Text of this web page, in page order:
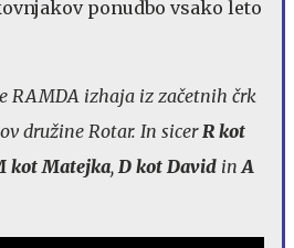
ponudbo vsako leto
RAMDA izhaja iz začetnih črk
družine Rotar. In sicerR kot
kot Matejka, D kot David inA